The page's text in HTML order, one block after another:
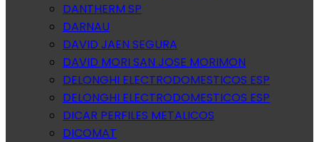
DANTHERM SP
DARNAU
DAVID JAEN SEGURA
DAVID MORI SAN JOSE MORIMON
DELONGHI ELECTRODOMESTICOS ESP
DELONGHI ELECTRODOMESTICOS ESP
DICAR PERFILES METALICOS
DICOMAT